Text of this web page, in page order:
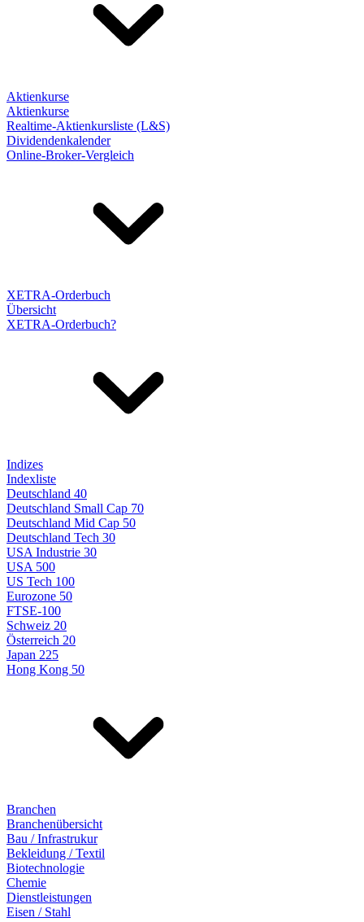
Aktienkurse
Aktienkurse
Realtime-Aktienkursliste (L&S)
Dividendenkalender
Online-Broker-Vergleich
XETRA-Orderbuch
Übersicht
XETRA-Orderbuch?
Indizes
Indexliste
Deutschland 40
Deutschland Small Cap 70
Deutschland Mid Cap 50
Deutschland Tech 30
USA Industrie 30
USA 500
US Tech 100
Eurozone 50
FTSE-100
Schweiz 20
Österreich 20
Japan 225
Hong Kong 50
Branchen
Branchenübersicht
Bau / Infrastrukur
Bekleidung / Textil
Biotechnologie
Chemie
Dienstleistungen
Eisen / Stahl